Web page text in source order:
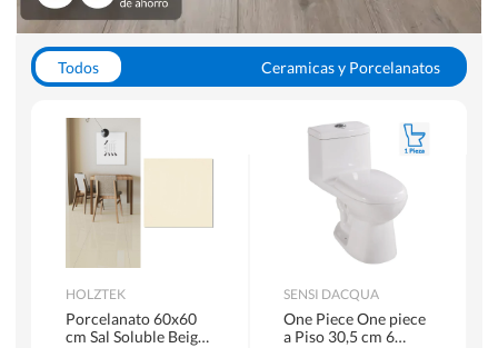
Todos
Ceramicas y Porcelanatos
WC y Sanitarios
Pisos Flotantes y Laminados
Pinturas
HOLZTEK
Porcelanato 60x60
cm Sal Soluble Beige
SENSI DACQUA
One Piece One piece
a Piso 30,5 cm 6